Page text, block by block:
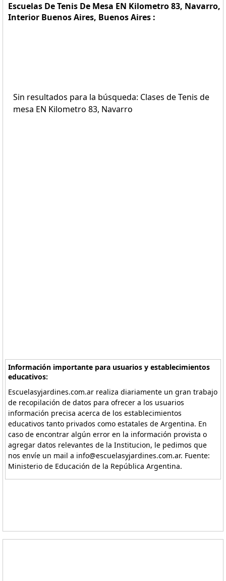
Escuelas De Tenis De Mesa EN Kilometro 83, Navarro,
Interior Buenos Aires, Buenos Aires :
Sin resultados para la búsqueda: Clases de Tenis de
mesa EN Kilometro 83, Navarro
Información importante para usuarios y establecimientos
educativos:
Escuelasyjardines.com.ar realiza diariamente un gran trabajo
de recopilación de datos para ofrecer a los usuarios
información precisa acerca de los establecimientos
educativos tanto privados como estatales de Argentina. En
caso de encontrar algún error en la información provista o
agregar datos relevantes de la Institucion, le pedimos que
nos envíe un mail a info@escuelasyjardines.com.ar. Fuente:
Ministerio de Educación de la República Argentina.